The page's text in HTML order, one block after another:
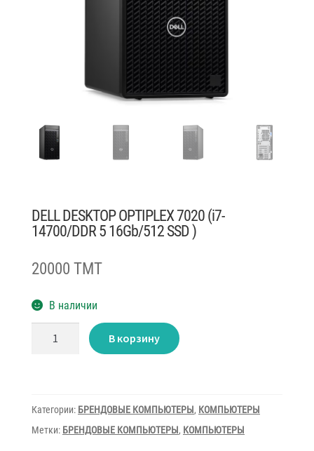
DELL DESKTOP OPTIPLEX 7020 (i7-
14700/DDR 5 16Gb/512 SSD )
20000 TMT
В наличии
Количество
товара
14700/DDR
5
16Gb/512
В корзину
Категории: БРЕНДОВЫЕ КОМПЬЮТЕРЫ, КОМПЬЮТЕРЫ
Метки: БРЕНДОВЫЕ КОМПЬЮТЕРЫ, КОМПЬЮТЕРЫ